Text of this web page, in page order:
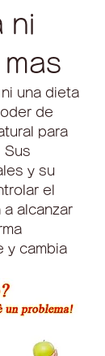
ni
una dieta
de
para
Sus
y su
el
a alcanzar
y cambia